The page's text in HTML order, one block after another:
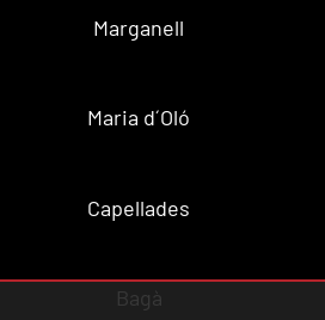
Marganell
Maria d´Oló
Capellades
Bagà